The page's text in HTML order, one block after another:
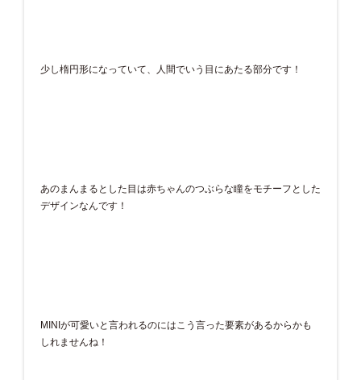
少し楕円形になっていて、人間でいう目にあたる部分です！
あのまんまるとした目は赤ちゃんのつぶらな瞳をモチーフとした
デザインなんです！
MINIが可愛いと言われるのにはこう言った要素があるからかも
しれませんね！